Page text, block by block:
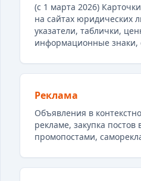
(с 1 марта 2026)
на сайтах юридических
указатели, таблички,
информационные знаки,
Реклама
Объявления в
рекламе, закупка постов
промопостами,